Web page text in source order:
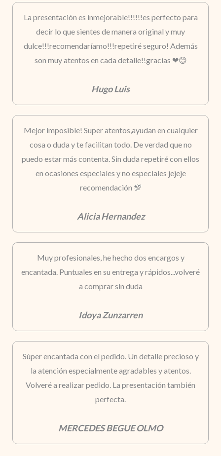
La presentación es inmejorable!!!!!!es perfecto para
decir lo que sientes de manera original y muy
dulce!!!recomendaríamo!!!repetiré seguro! Además
son muy atentos en cada detalle!!gracias ❤😊
Hugo Luis
Mejor imposible! Super atentos,ayudan en cualquier
cosa o duda y te facilitan todo. De verdad que no
puedo estar más contenta. Sin duda repetiré con ellos
en ocasiones especiales y no especiales jejeje
recomendación 💯
Alicia Hernandez
Muy profesionales, he hecho dos encargos y
encantada. Puntuales en su entrega y rápidos...volveré
a comprar sin duda
Idoya Zunzarren
Súper encantada con el pedido. Un detalle precioso y
la atención especialmente agradables y atentos.
Volveré a realizar pedido. La presentación también
perfecta.
MERCEDES BEGUE OLMO